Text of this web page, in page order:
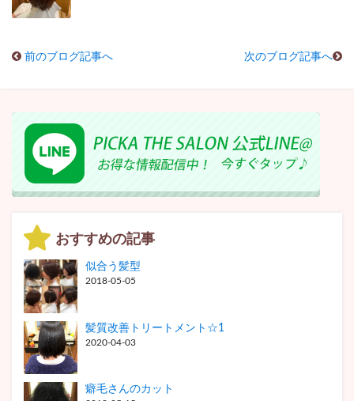
前のブログ記事へ 次のブログ記事へ
おすすめの記事
似合う髪型
2018-05-05
髪質改善トリートメント☆1
2020-04-03
癖毛さんのカット